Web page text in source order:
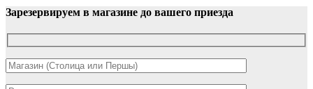
Зарезервируем в магазине до вашего приезда